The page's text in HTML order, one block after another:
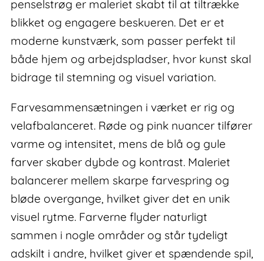
penselstrøg er maleriet skabt til at tiltrække
blikket og engagere beskueren. Det er et
moderne kunstværk, som passer perfekt til
både hjem og arbejdspladser, hvor kunst skal
bidrage til stemning og visuel variation.
Farvesammensætningen i værket er rig og
velafbalanceret. Røde og pink nuancer tilfører
varme og intensitet, mens de blå og gule
farver skaber dybde og kontrast. Maleriet
balancerer mellem skarpe farvespring og
bløde overgange, hvilket giver det en unik
visuel rytme. Farverne flyder naturligt
sammen i nogle områder og står tydeligt
adskilt i andre, hvilket giver et spændende spil,